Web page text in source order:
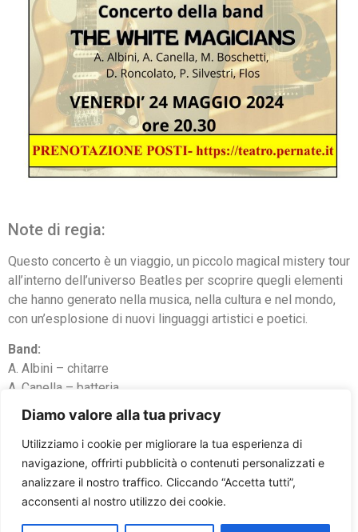
Diamo valore alla tua privacy
Utilizziamo i cookie per migliorare la tua esperienza di
navigazione, offrirti pubblicità o contenuti personalizzati e
analizzare il nostro traffico. Cliccando “Accetta tutti”,
acconsenti al nostro utilizzo dei cookie.
Note di regia:
Questo concerto è un viaggio, un piccolo magical mistery tour
all’interno dell’universo Beatles per scoprire quegli elementi
che hanno generato nella musica, nella cultura e nel mondo,
con un’esplosione di nuovi linguaggi artistici e poetici.
Band:
A. Albini – chitarre
A. Canella – batteria
M. Boschetti – basso
P. Silvestri – vocals
Flos – voce, chitarra
Problemi con la prenotazione? Clicca